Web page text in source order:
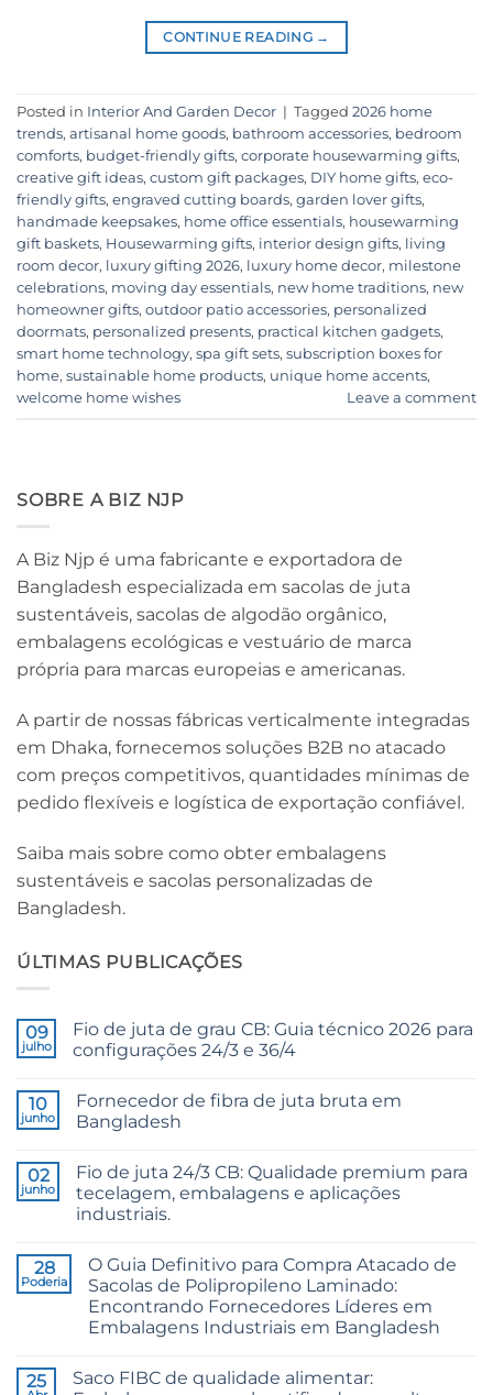
CONTINUE READING →
Posted in Interior And Garden Decor | Tagged 2026 home
trends, artisanal home goods, bathroom accessories, bedroom
comforts, budget-friendly gifts, corporate housewarming gifts,
creative gift ideas, custom gift packages, DIY home gifts, eco-
friendly gifts, engraved cutting boards, garden lover gifts,
handmade keepsakes, home office essentials, housewarming
gift baskets, Housewarming gifts, interior design gifts, living
room decor, luxury gifting 2026, luxury home decor, milestone
celebrations, moving day essentials, new home traditions, new
homeowner gifts, outdoor patio accessories, personalized
doormats, personalized presents, practical kitchen gadgets,
smart home technology, spa gift sets, subscription boxes for
home, sustainable home products, unique home accents,
welcome home wishes
Leave a comment
SOBRE A BIZ NJP
A Biz Njp é uma fabricante e exportadora de
Bangladesh especializada em sacolas de juta
sustentáveis, sacolas de algodão orgânico,
embalagens ecológicas e vestuário de marca
própria para marcas europeias e americanas.
A partir de nossas fábricas verticalmente integradas
em Dhaka, fornecemos soluções B2B no atacado
com preços competitivos, quantidades mínimas de
pedido flexíveis e logística de exportação confiável.
Saiba mais sobre como obter embalagens
sustentáveis ​​e sacolas personalizadas de
Bangladesh.
ÚLTIMAS PUBLICAÇÕES
09
julho
Fio de juta de grau CB: Guia técnico 2026 para
configurações 24/3 e 36/4
em
CB
Grade
The
Technical
2026
Guide
and
36/4
Configurations
10
junho
Fornecedor de fibra de juta bruta em
Bangladesh
em
Raw
Jute
Fibre
02
junho
Fio de juta 24/3 CB: Qualidade premium para
tecelagem, embalagens e aplicações
industriais.
em
24/3
CB
Grade
Jute
Yarn:
for
28
Poderia
O Guia Definitivo para Compra Atacado de
Sacolas de Polipropileno Laminado:
Encontrando Fornecedores Líderes em
Embalagens Industriais em Bangladesh
em
25
Saco FIBC de qualidade alimentar: